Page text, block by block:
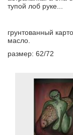
тупой лоб руке...
грунтованный
масло.
размер: 62/72